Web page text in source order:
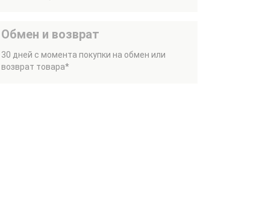
Обмен и возврат
30 дней с момента покупки на обмен или
возврат товара*